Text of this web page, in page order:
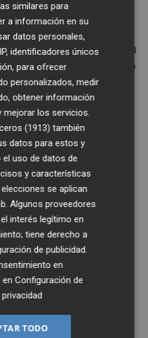
defendido que
importantes ajustes
y se "ha puesto a la
lo que ha asegurado
con las
o derroche.
no es
ha
el déficit fiscal
millones de
al 8,5 por ciento de
(PIB), o su
de España
de las
al diputado de que
al desafío
similares para
a información en su
datos personales,
identificadores únicos
para ofrecer
personalizados, medir
obtener información
mejorar los servicios.
(1913) también
datos para estos y
uso de datos de
y características
se aplican
Algunos proveedores
interés legítimo en
tiene derecho a
de publicidad.
en
enConfiguración de
TODO